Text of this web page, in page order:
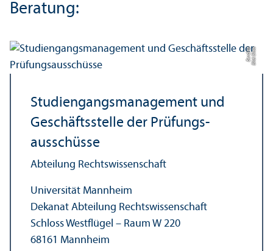
Beratung:
Bil
d:
Eli
s
a
B
e
r
di
c
a
Studien­gangs­management und
Geschäfts­stelle der Prüfungs­
ausschüsse
Abteilung Rechts­wissenschaft
Universität Mannheim
Dekanat Abteilung Rechts­wissenschaft
Schloss Westflügel – Raum W 220
68161 Mannheim